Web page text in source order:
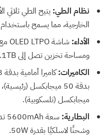
نظام الطي: يتيح الطي
الخارجية، مما يسمح
الأداء:
ومساحة تخزين تصل إلى 1TB.
الكاميرات:
ميجابكسل (تلسكوبية).
البطارية:
وشحنًا لاسلكيًا بقدرة 50W.